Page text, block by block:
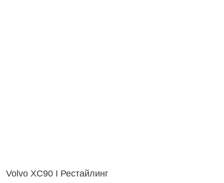
Volvo XC90 I Рестайлинг